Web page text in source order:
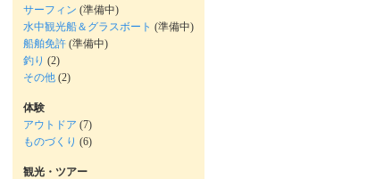
サーフィン (準備中)
水中観光船＆グラスボート (準備中)
船舶免許 (準備中)
釣り (2)
その他 (2)
体験
アウトドア (7)
ものづくり (6)
観光・ツアー